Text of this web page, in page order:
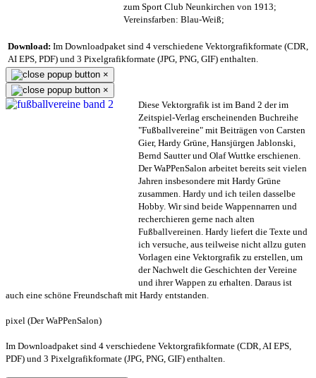
zum Sport Club Neunkirchen von 1913;
Vereinsfarben: Blau-Weiß;
Download: Im Downloadpaket sind 4 verschiedene Vektorgrafikformate (CDR,
AI EPS, PDF) und 3 Pixelgrafikformate (JPG, PNG, GIF) enthalten.
×
×
Diese Vektorgrafik ist im Band 2 der im
Zeitspiel-Verlag erscheinenden Buchreihe
"Fußballvereine" mit Beiträgen von Carsten
Gier, Hardy Grüne, Hansjürgen Jablonski,
Bernd Sautter und Olaf Wuttke erschienen.
Der WaPPenSalon arbeitet bereits seit vielen
Jahren insbesondere mit Hardy Grüne
zusammen. Hardy und ich teilen dasselbe
Hobby. Wir sind beide Wappennarren und
recherchieren gerne nach alten
Fußballvereinen. Hardy liefert die Texte und
ich versuche, aus teilweise nicht allzu guten
Vorlagen eine Vektorgrafik zu erstellen, um
der Nachwelt die Geschichten der Vereine
und ihrer Wappen zu erhalten. Daraus ist
auch eine schöne Freundschaft mit Hardy entstanden.
pixel (Der WaPPenSalon)
Im Downloadpaket sind 4 verschiedene Vektorgrafikformate (CDR, AI EPS,
PDF) und 3 Pixelgrafikformate (JPG, PNG, GIF) enthalten.